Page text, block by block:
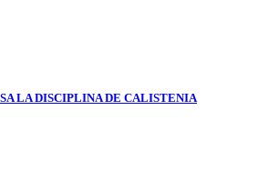
LA DISCIPLINA DE CALISTENIA